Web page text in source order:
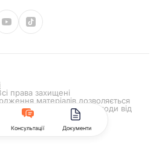
права захищені
матеріалів дозволяється
письмової згоди від
Консультації Документи